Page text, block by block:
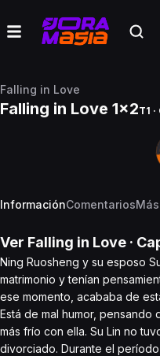
Falling in Love
Falling in Love 1x2T1
InformaciónComentarios
Ver Falling in Love ·
Ning Ruosheng y su esposo
matrimonio y tenían
ese momento, acababa de
Está de mal humor,
más frío con ella. Su Lin no
divorciado. Durante el